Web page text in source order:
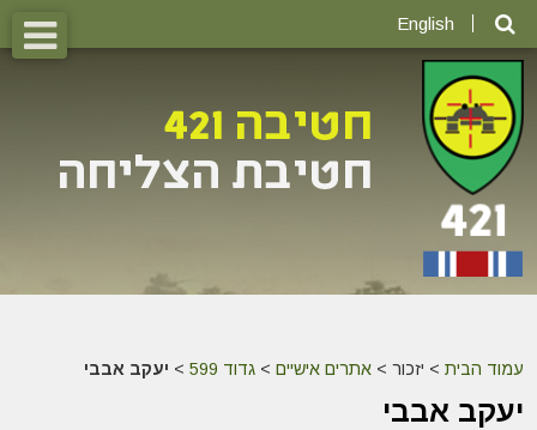
English
עמוד הבית > יזכור >אתרים אישיים >גדוד 599 > יעקב אבבי
יעקב אבבי